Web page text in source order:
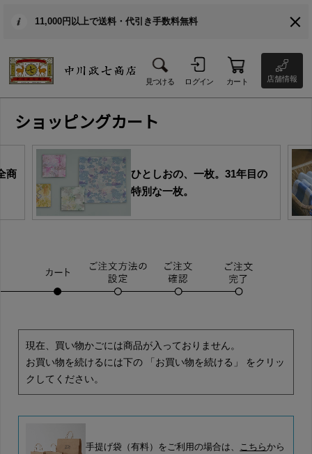
11,000円以上で送料・代引き手数料無料
見つける ログイン カート 店舗情報
ショッピングカート
商
ひとしおの、一枚。31年目の
特別な一枚。
現在、買い物かごには商品が入っておりません。
お買い物を続けるには下の 「お買い物を続ける」 をクリッ
クしてください。
手提げ袋（有料）をご利用の場合は、 こちらから